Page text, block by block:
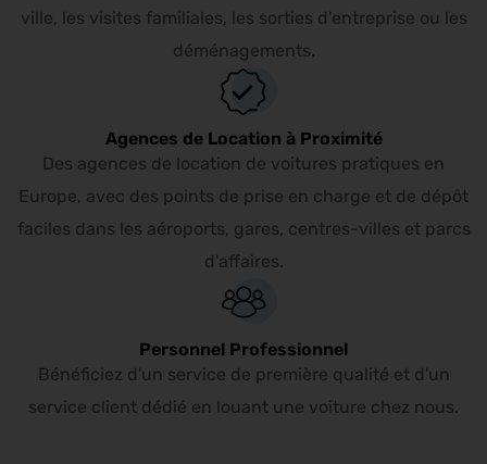
ville, les visites familiales, les sorties d'entreprise ou les
déménagements.
Agences de Location à Proximité
Des agences de location de voitures pratiques en
Europe, avec des points de prise en charge et de dépôt
faciles dans les aéroports, gares, centres-villes et parcs
d'affaires.
Personnel Professionnel
Bénéficiez d'un service de première qualité et d'un
service client dédié en louant une voiture chez nous.